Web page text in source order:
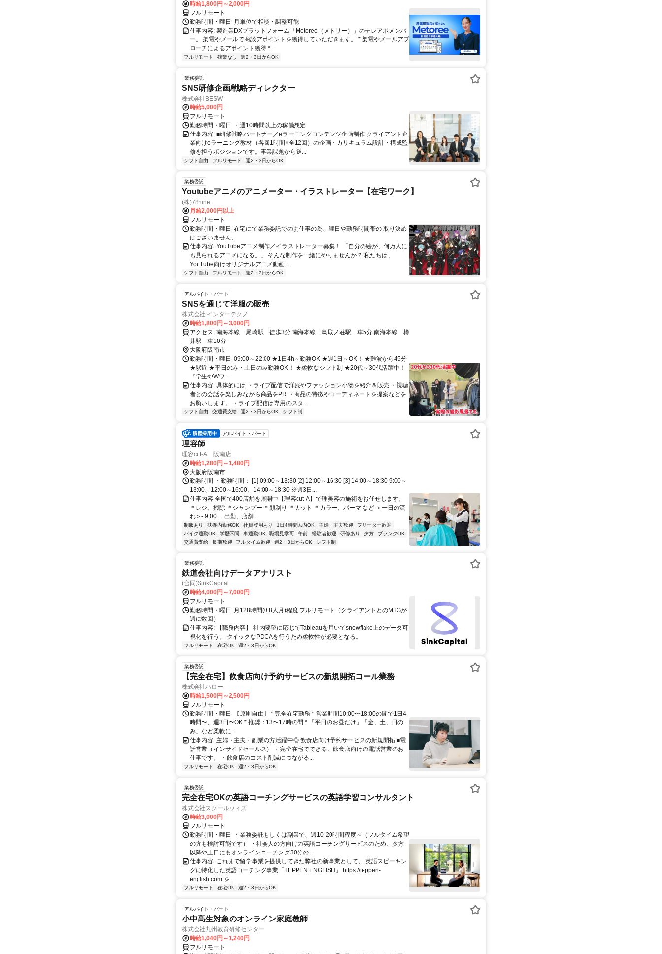
時給1,800円～2,000円
フルリモート
勤務時間・曜日: 月単位で相談・調整可能
仕事内容: 製造業DXプラットフォーム「Metoree（メトリー）」のテレアポメンバ
ー。 架電やメールで商談アポイントを獲得していただきます。 * 架電やメールアプ
ローチによるアポイント獲得 *...
フルリモート 残業なし 週2・3日からOK
業務委託
SNS研修企画/戦略ディレクター
株式会社BESW
時給5,000円
フルリモート
勤務時間・曜日: ・週10時間以上の稼働想定
仕事内容: ■研修戦略パートナー／eラーニングコンテンツ企画制作 クライアント企
業向けeラーニング教材（各回1時間×全12回）の企画・カリキュラム設計・構成監
修を担うポジションです。事業課題から逆...
シフト自由 フルリモート 週2・3日からOK
業務委託
Youtubeアニメのアニメーター・イラストレーター【在宅ワーク】
(株)78nine
月給2,000円以上
フルリモート
勤務時間・曜日: 在宅にて業務委託でのお仕事の為、曜日や勤務時間帯の 取り決め
はございません。
仕事内容: YouTubeアニメ制作／イラストレーター募集！ 「自分の絵が、何万人に
も見られるアニメになる。」 そんな制作を一緒にやりませんか？ 私たちは、
YouTube向けオリジナルアニメ動画...
シフト自由 フルリモート 週2・3日からOK
アルバイト・パート
SNSを通じて洋服の販売
株式会社 インターテクノ
時給1,800円～3,000円
アクセス: 南海本線 尾崎駅 徒歩3分 南海本線 鳥取ノ荘駅 車5分 南海本線 樽
井駅 車10分
大阪府阪南市
勤務時間・曜日: 09:00～22:00 ★1日4h～勤務OK ★週1日～OK！ ★難波から45分
★駅近 ★平日のみ・土日のみ勤務OK！ ★柔軟なシフト制 ★20代～30代活躍中！
『学生やWワ...
仕事内容: 具体的には ・ライブ配信で洋服やファッション小物を紹介＆販売 ・視聴
者との会話を楽しみながら商品をPR ・商品の特徴やコーディネートを提案などを
お願いします。 ・ライブ配信は専用のスタ...
シフト自由 交通費支給 週2・3日からOK シフト制
アルバイト・パート
理容師
理容cut-A 阪南店
時給1,280円～1,480円
大阪府阪南市
勤務時間 ・勤務時間： [1] 09:00～13:30 [2] 12:00～16:30 [3] 14:00～18:30 9:00～
13:00、12:00～16:00、14:00～18:30 ※週3日...
仕事内容 全国で400店舗を展開中【理容cut-A】で理美容の施術をお任せします。
＊レジ、掃除 ＊シャンプー ＊顔剃り ＊カット ＊カラー、パーマ など ＜一日の流
れ＞- 9:00… 出勤、店舗...
制服あり 扶養内勤務OK 社員登用あり 1日4時間以内OK 主婦・主夫歓迎
フリーター歓迎
バイク通勤OK
学歴不問 車通勤OK 職場見学可 午前 経験者歓迎 研修あり 夕方
ブランクOK
交通費支給
長期歓迎 フルタイム歓迎 週2・3日からOK シフト制
業務委託
鉄道会社向けデータアナリスト
(合同)SinkCapital
時給4,000円～7,000円
フルリモート
勤務時間・曜日: 月128時間(0.8人月)程度​ フルリモート（クライアントとのMTGが
週に数回）
仕事内容: 【職務内容】 社内要望に応じてTableauを用いてsnowflake上のデータ可
視化を行う。 クイックなPDCAを行うため柔軟性が必要となる。
フルリモート 在宅OK 週2・3日からOK
業務委託
【完全在宅】飲食店向け予約サービスの新規開拓コール業務
株式会社ハロー
時給1,500円～2,500円
フルリモート
勤務時間・曜日: 【原則自由】 * 完全在宅勤務 * 営業時間10:00〜18:00の間で1日4
時間〜、週3日〜OK * 推奨：13〜17時の間 * 「平日のお昼だけ」「金、土、日の
み」など柔軟に...
仕事内容: 主婦・主夫・副業の方活躍中◎ 飲食店向け予約サービスの新規開拓 ■電
話営業（インサイドセールス） ・完全在宅でできる、飲食店向けの電話営業のお
仕事です。 ・飲食店のコスト削減につながる...
フルリモート 在宅OK 週2・3日からOK
業務委託
完全在宅OKの英語コーチングサービスの英語学習コンサルタント
株式会社スクールウィズ
時給3,000円
フルリモート
勤務時間・曜日: ・業務委託もしくは副業で、週10-20時間程度～（フルタイム希望
の方も検討可能です） ・社会人の方向けの英語コーチングサービスのため、夕方
以降や土日にもオンラインコーチング30分の...
仕事内容: これまで留学事業を提供してきた弊社の新事業として、 英語スピーキン
グに特化した英語コーチング事業「TEPPEN ENGLISH」 https://teppen-
english.com を...
フルリモート 在宅OK 週2・3日からOK
アルバイト・パート
小中高生対象のオンライン家庭教師
株式会社九州教育研修センター
時給1,040円～1,240円
フルリモート